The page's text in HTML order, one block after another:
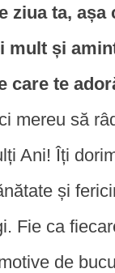
ziua ta, așa
mult și
care te
mereu să
Ani! Îți
și
Fie ca
de